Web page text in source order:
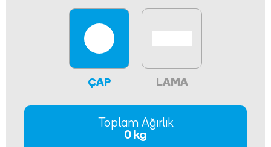
ÇAP LAMA
Toplam Ağırlık
0 kg